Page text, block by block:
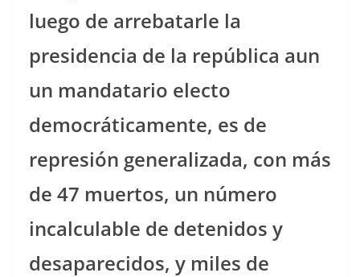
luego de arrebatarle la
presidencia de la república aun
un mandatario electo
democráticamente, es de
represión generalizada, con más
de 47 muertos, un número
incalculable de detenidos y
desaparecidos, y miles de